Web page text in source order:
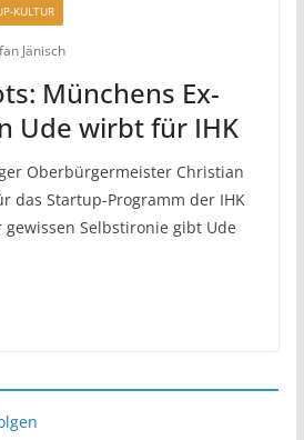
KULTUR
Jänisch
Münchens Ex-
Ude wirbt für IHK
Oberbürgermeister Christian
das Startup-Programm der IHK
Selbstironie gibt Ude